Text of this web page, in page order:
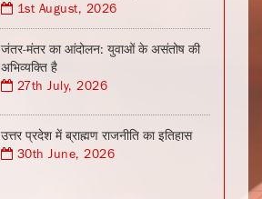
1st August, 2026
जंतर-मंतर का आंदोलन: युवाओं के असंतोष की
अभिव्यक्ति है
27th July, 2026
उत्तर प्रदेश में ब्राह्मण राजनीति का इतिहास
30th June, 2026